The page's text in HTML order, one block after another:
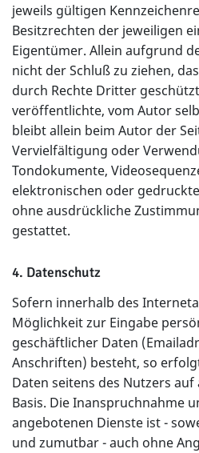
jeweils gültigen
Besitzrechten der jeweiligen
Eigentümer. Allein aufgrund
nicht der Schluß zu ziehen,
durch Rechte Dritter
veröffentlichte, vom Autor
bleibt allein beim Autor der
Vervielfältigung oder
Tondokumente,
elektronischen oder
ohne ausdrückliche
gestattet.
4. Datenschutz
Sofern innerhalb des
Möglichkeit zur Eingabe
geschäftlicher Daten
Anschriften) besteht, so
Daten seitens des Nutzers
Basis. Die Inanspruchnahme
angebotenen Dienste ist -
und zumutbar - auch ohne